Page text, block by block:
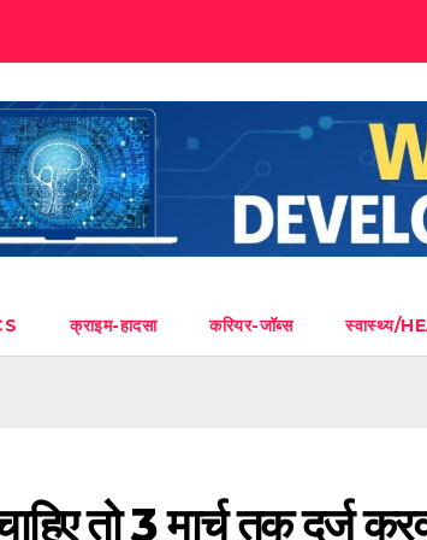
क्राइम-हादसा करियर-जॉब्स स्वास्थ्य/
तो 3 मार्च तक दर्ज